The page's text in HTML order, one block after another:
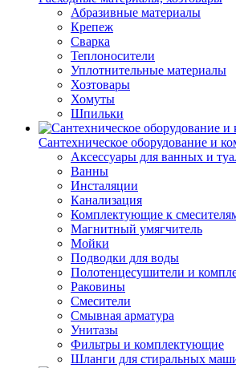
Абразивные материалы
Крепеж
Сварка
Теплоносители
Уплотнительные материалы
Хозтовары
Хомуты
Шпильки
Сантехническое оборудование и
Аксессуары для ванных и
Ванны
Инсталяции
Канализация
Комплектующие к
Магнитный умягчитель
Мойки
Подводки для воды
Полотенцесушители и
Раковины
Смесители
Смывная арматура
Унитазы
Фильтры и комплектующие
Шланги для стиральных